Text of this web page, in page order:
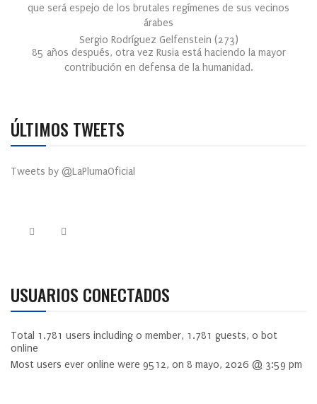
que será espejo de los brutales regímenes de sus vecinos
árabes
Sergio Rodríguez Gelfenstein (273)
85 años después, otra vez Rusia está haciendo la mayor
contribución en defensa de la humanidad.
ÚLTIMOS TWEETS
Tweets by @LaPlumaOficial
USUARIOS CONECTADOS
Total 1.781 users including 0 member, 1.781 guests, 0 bot
online
Most users ever online were 9512, on 8 mayo, 2026 @ 3:59 pm